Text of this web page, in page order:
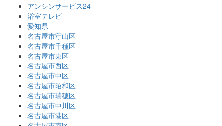
アンシンサービス24
浴室テレビ
愛知県
名古屋市守山区
名古屋市千種区
名古屋市東区
名古屋市西区
名古屋市中区
名古屋市昭和区
名古屋市瑞穂区
名古屋市中川区
名古屋市港区